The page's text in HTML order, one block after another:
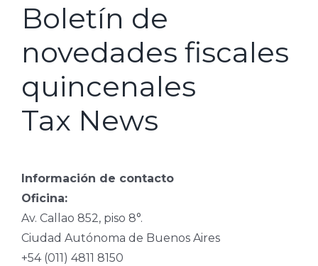
Boletín de
novedades fiscales
quincenales
Tax News
Información de contacto
Oficina:
Av. Callao 852, piso 8°.
Ciudad Autónoma de Buenos Aires
+54 (011) 4811 8150